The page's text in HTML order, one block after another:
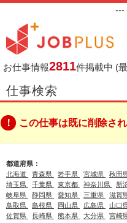
---
お仕事情報2811件掲載中 (
仕事検索
この仕事は既に削除さ
都道府県：
北海道
青森県 岩手県 宮城県 秋田
埼玉県
千葉県 東京都 神奈川県 新
岐阜県
静岡県 愛知県 三重県 滋賀
鳥取県
島根県 岡山県 広島県 山口
佐賀県
長崎県 熊本県 大分県 宮崎